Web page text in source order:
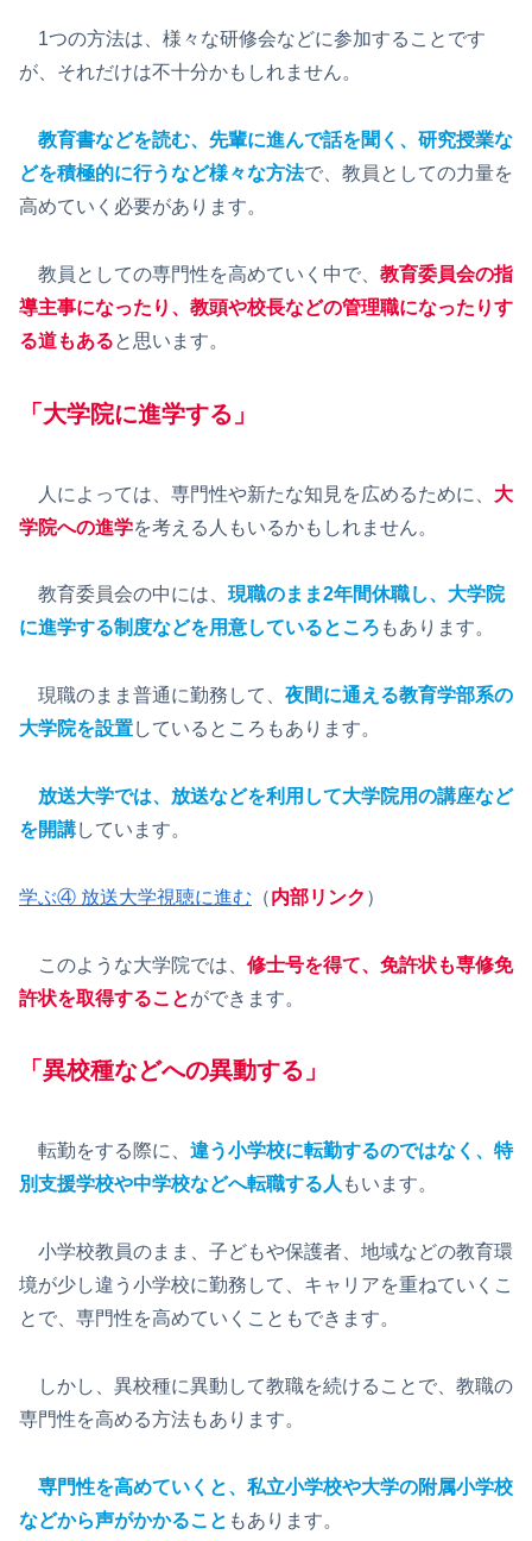
1つの方法は、様々な研修会などに参加することです
が、それだけは不十分かもしれません。
教育書などを読む、先輩に進んで話を聞く、研究授業な
どを積極的に行うなど様々な方法で、教員としての力量を
高めていく必要があります。
教員としての専門性を高めていく中で、 教育委員会の指
導主事になったり、教頭や校長などの管理職になったりす
る道もあると思います。
「大学院に進学する 」
人によっては、専門性や新たな知見を広めるために、 大
学院への進学を考える人もいるかもしれません。
教育委員会の中には、 現職のまま2年間休職し、大学院
に進学する制度などを用意しているところ もあります。
現職のまま普通に勤務して、 夜間に通える教育学部系の
大学院を設置しているところもあります。
放送大学では、放送などを利用して大学院用の講座など
を開講しています。
学ぶ④ 放送大学視聴に進む （内部リンク ）
このような大学院では、 修士号を得て、免許状も専修免
許状を取得することができます。
「 異校種などへの異動する」
転勤をする際に、 違う小学校に転勤するのではなく、特
別支援学校や中学校などへ転職する人 もいます。
小学校教員のまま、子どもや保護者、地域などの教育環
境が少し違う小学校に勤務して、キャリアを重ねていくこ
とで、専門性を高めていくこともできます。
しかし、異校種に異動して教職を続けることで、教職の
専門性を高める方法もあります。
専門性を高めていくと、私立小学校や大学の附属小学校
などから声がかかること もあります。